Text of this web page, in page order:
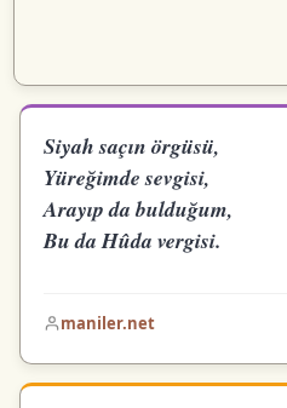
Siyah saçın örgüsü,
Yüreğimde sevgisi,
Arayıp da bulduğum,
Bu da Hûda vergisi.
maniler.net